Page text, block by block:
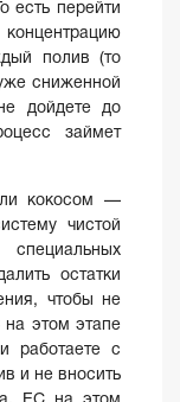
есть перейти
полив (то
сниженной
дойдете до
займет
кокосом —
чистой
остатки
чтобы не
на этом этапе
работаете с
и не вносить